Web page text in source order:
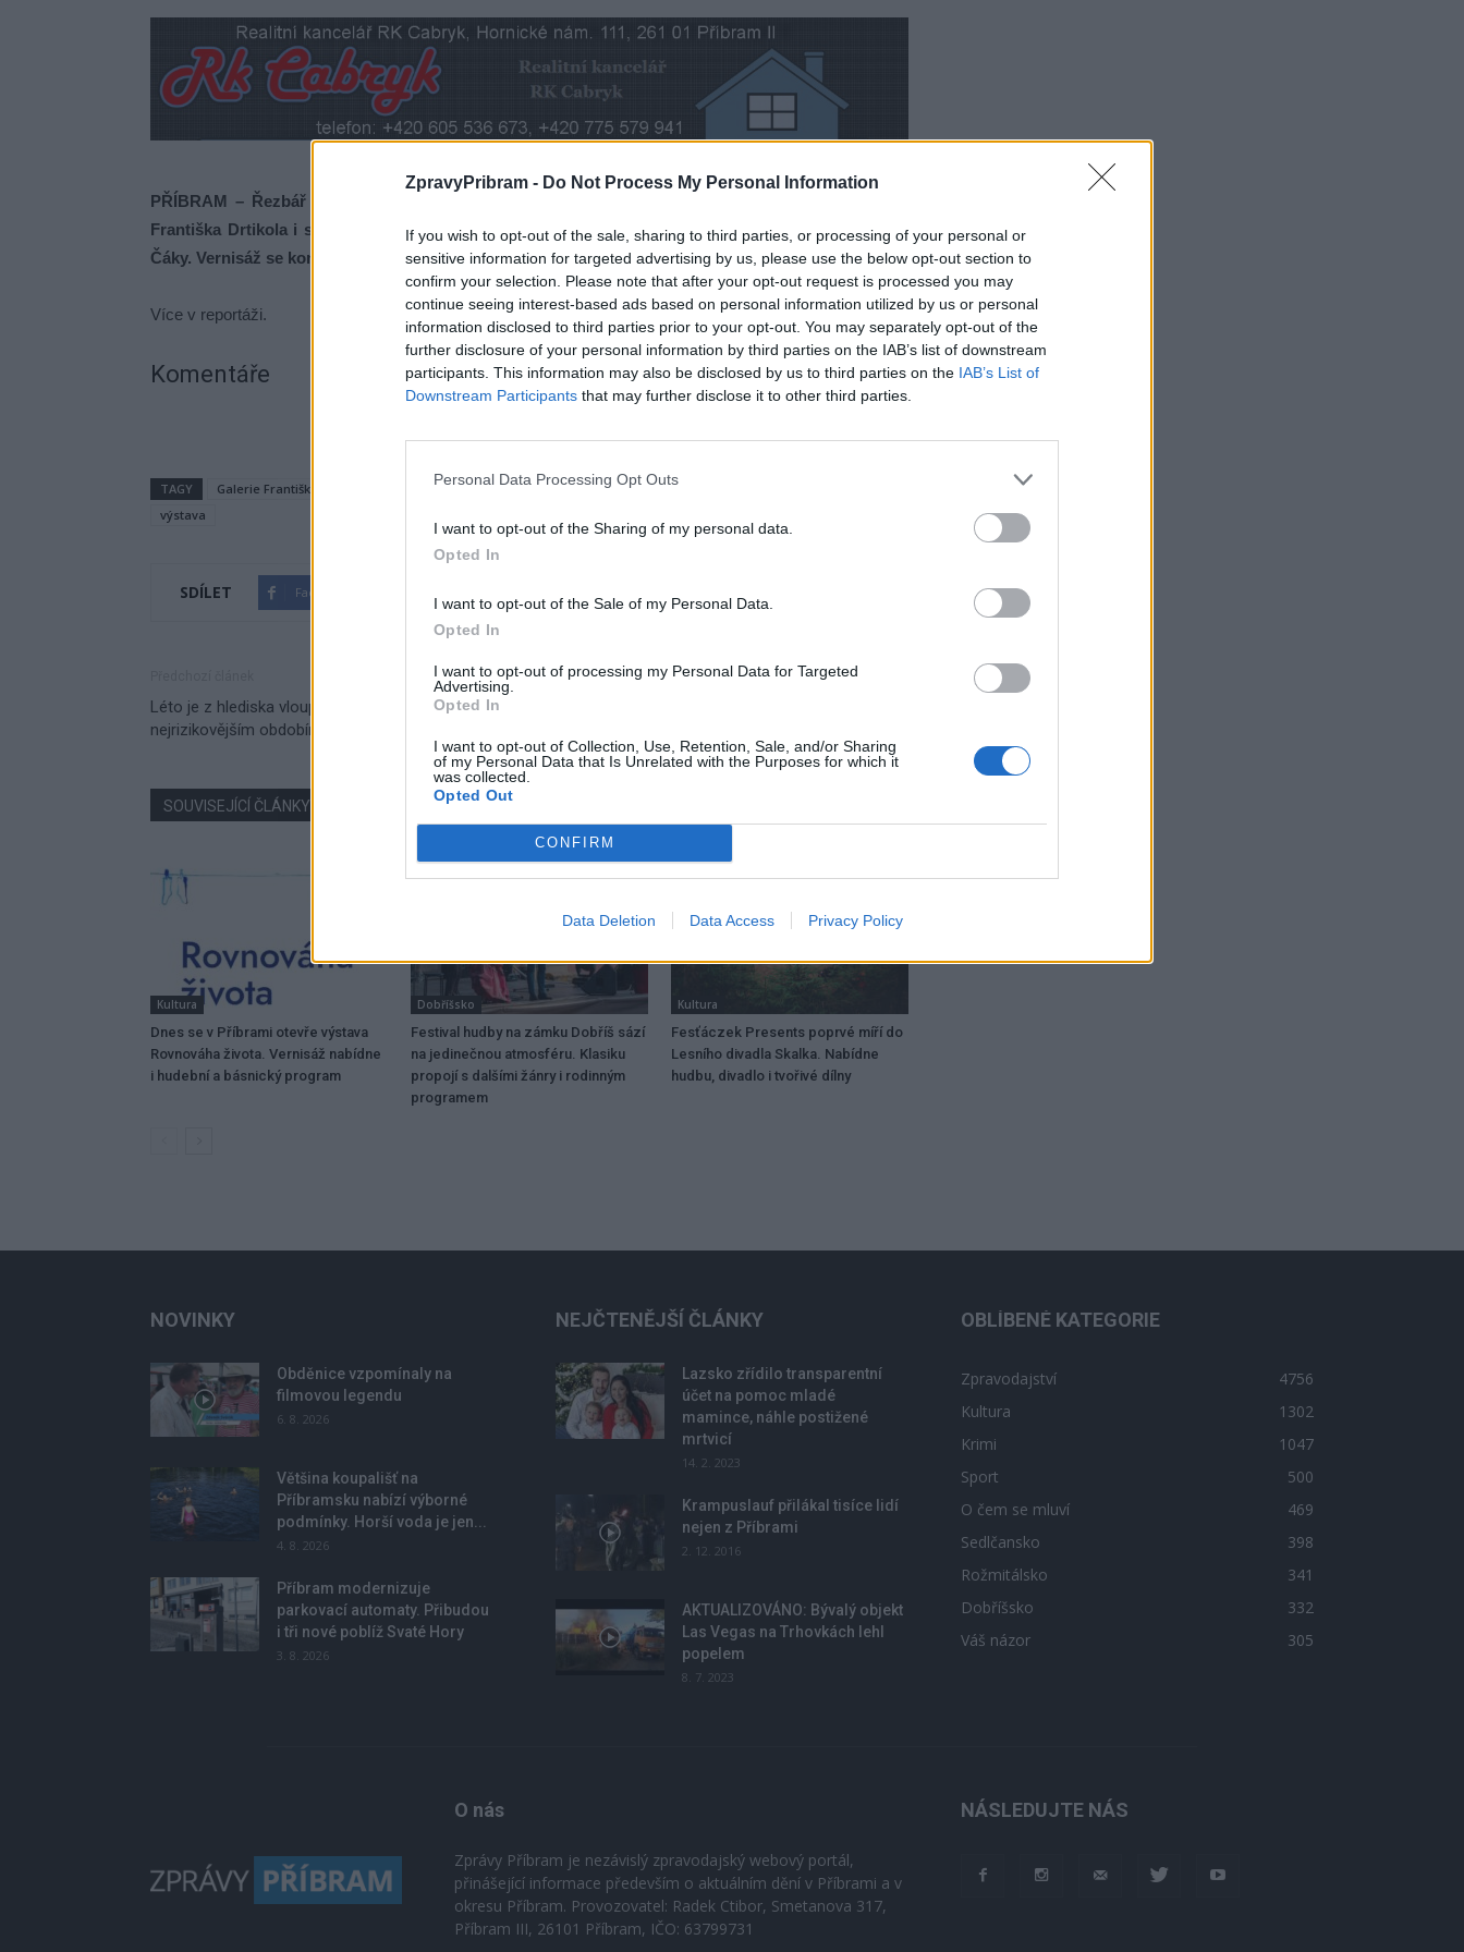
ZpravyPribram - Do Not Process My Personal Information
If you wish to opt-out of the sale, sharing to third parties, or processing of your personal or
sensitive information for targeted advertising by us, please use the below opt-out section to
confirm your selection. Please note that after your opt-out request is processed you may
continue seeing interest-based ads based on personal information utilized by us or personal
information disclosed to third parties prior to your opt-out. You may separately opt-out of the
further disclosure of your personal information by third parties on the IAB’s list of downstream
participants. This information may also be disclosed by us to third parties on the IAB’s List of
Downstream Participants that may further disclose it to other third parties.
Personal Data Processing Opt Outs
I want to opt-out of the Sharing of my personal data.
Opted In
I want to opt-out of the Sale of my Personal Data.
Opted In
I want to opt-out of processing my Personal Data for Targeted
Advertising.
Opted In
I want to opt-out of Collection, Use, Retention, Sale, and/or Sharing
of my Personal Data that Is Unrelated with the Purposes for which it
was collected.
Opted Out
CONFIRM
Data Deletion Data Access Privacy Policy
PŘÍBRAM – Řezbář a výtvarník Ján Chvalník představí v rámci vernisáže své výstavy v Galerii
Františka Drtikola i svou nejnovější pamětní medaili, věnovanou k nedožitým devadesátinám Jana
Čáky. Vernisáž se koná ve čtvrtek 20. června od 17 hodin.
Více v reportáži.
Komentáře
TAGY Galerie Františka Drtikola Jan Čáka Ján Chvalník jubileum medaile
výstava
SDÍLET Facebook
Léto je z hlediska vloupání do domů a bytů
nejrizikovějším obdobím
Následující článek
SOUVISEJÍCÍ ČLÁNKY VÍCE OD AUTORA
Kultura
Dnes se v Příbrami otevře výstava
Rovnováha života. Vernisáž nabídne
i hudební a básnický program
Dobříšsko
Festival hudby na zámku Dobříš sází
na jedinečnou atmosféru. Klasiku
propojí s dalšími žánry i rodinným
programem
Kultura
Fesťáczek Presents poprvé míří do
Lesního divadla Skalka. Nabídne
hudbu, divadlo i tvořivé dílny
NOVINKY
Obděnice vzpomínaly na
filmovou legendu
6. 8. 2026
Většina koupališť na
Příbramsku nabízí výborné
podmínky. Horší voda je jen...
4. 8. 2026
Příbram modernizuje
parkovací automaty. Přibudou
i tři nové poblíž Svaté Hory
3. 8. 2026
NEJČTENĚJŠÍ ČLÁNKY
Lazsko zřídilo transparentní
účet na pomoc mladé
mamince, náhle postižené
mrtvicí
14. 2. 2023
Krampuslauf přilákal tisíce lidí
nejen z Příbrami
2. 12. 2016
AKTUALIZOVÁNO: Bývalý objekt
Las Vegas na Trhovkách lehl
popelem
8. 7. 2023
OBLÍBENÉ KATEGORIE
Zpravodajství
4756
Kultura
1302
Krimi
1047
Sport
500
O čem se mluví
469
Sedlčansko
398
Rožmitálsko
341
Dobříšsko
332
Váš názor
305
O nás
Zprávy Příbram je nezávislý zpravodajský webový portál,
přinášející informace především o aktuálním dění v Příbrami a v
okresu Příbram. Provozovatel: Radek Ctibor, Smetanova 317,
Příbram III, 26101 Příbram, IČO: 63799731
NÁSLEDUJTE NÁS